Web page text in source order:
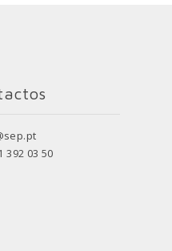
392 03 50